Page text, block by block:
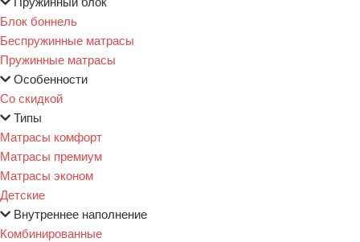
Блок боннель
Беспружинные матрасы
Пружинные матрасы
Особенности
Со скидкой
Типы
Матрасы комфорт
Матрасы премиум
Матрасы эконом
Детские
Внутреннее наполнение
Комбинированные